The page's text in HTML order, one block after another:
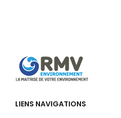
LIENS NAVIGATIONS